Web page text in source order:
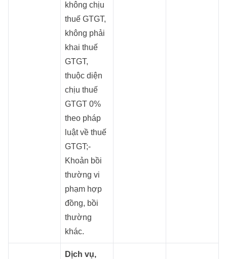
không chịu
thuế GTGT,
không phải
khai thuế
GTGT,
thuộc diện
chịu thuế
GTGT 0%
theo pháp
luật về thuế
GTGT;-
Khoản bồi
thường vi
phạm hợp
đồng, bồi
thường
khác.
Dịch vụ,